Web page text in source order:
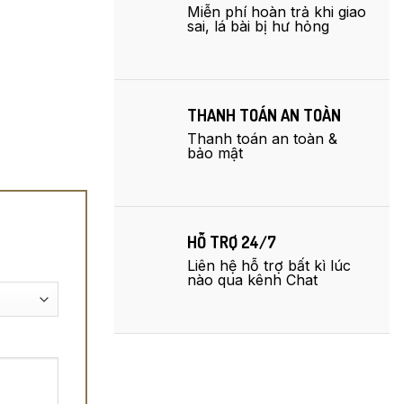
Miễn phí hoàn trả khi giao
sai, lá bài bị hư hỏng
THANH TOÁN AN TOÀN
Thanh toán an toàn &
bảo mật
HỖ TRỢ 24/7
Liên hệ hỗ trợ bất kì lúc
nào qua kênh Chat